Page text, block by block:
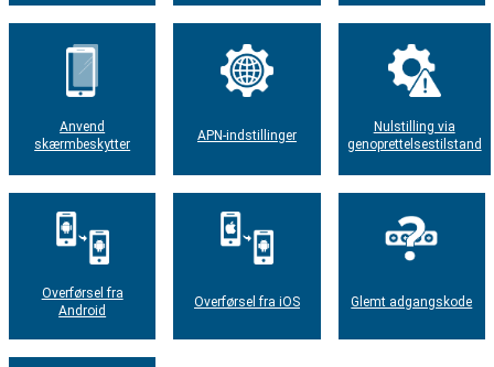
Anvend
skærmbeskytter
APN-indstillinger
Nulstilling via
genoprettelsestilstand
Overførsel fra
Android
Overførsel fra iOS Glemt adgangskode